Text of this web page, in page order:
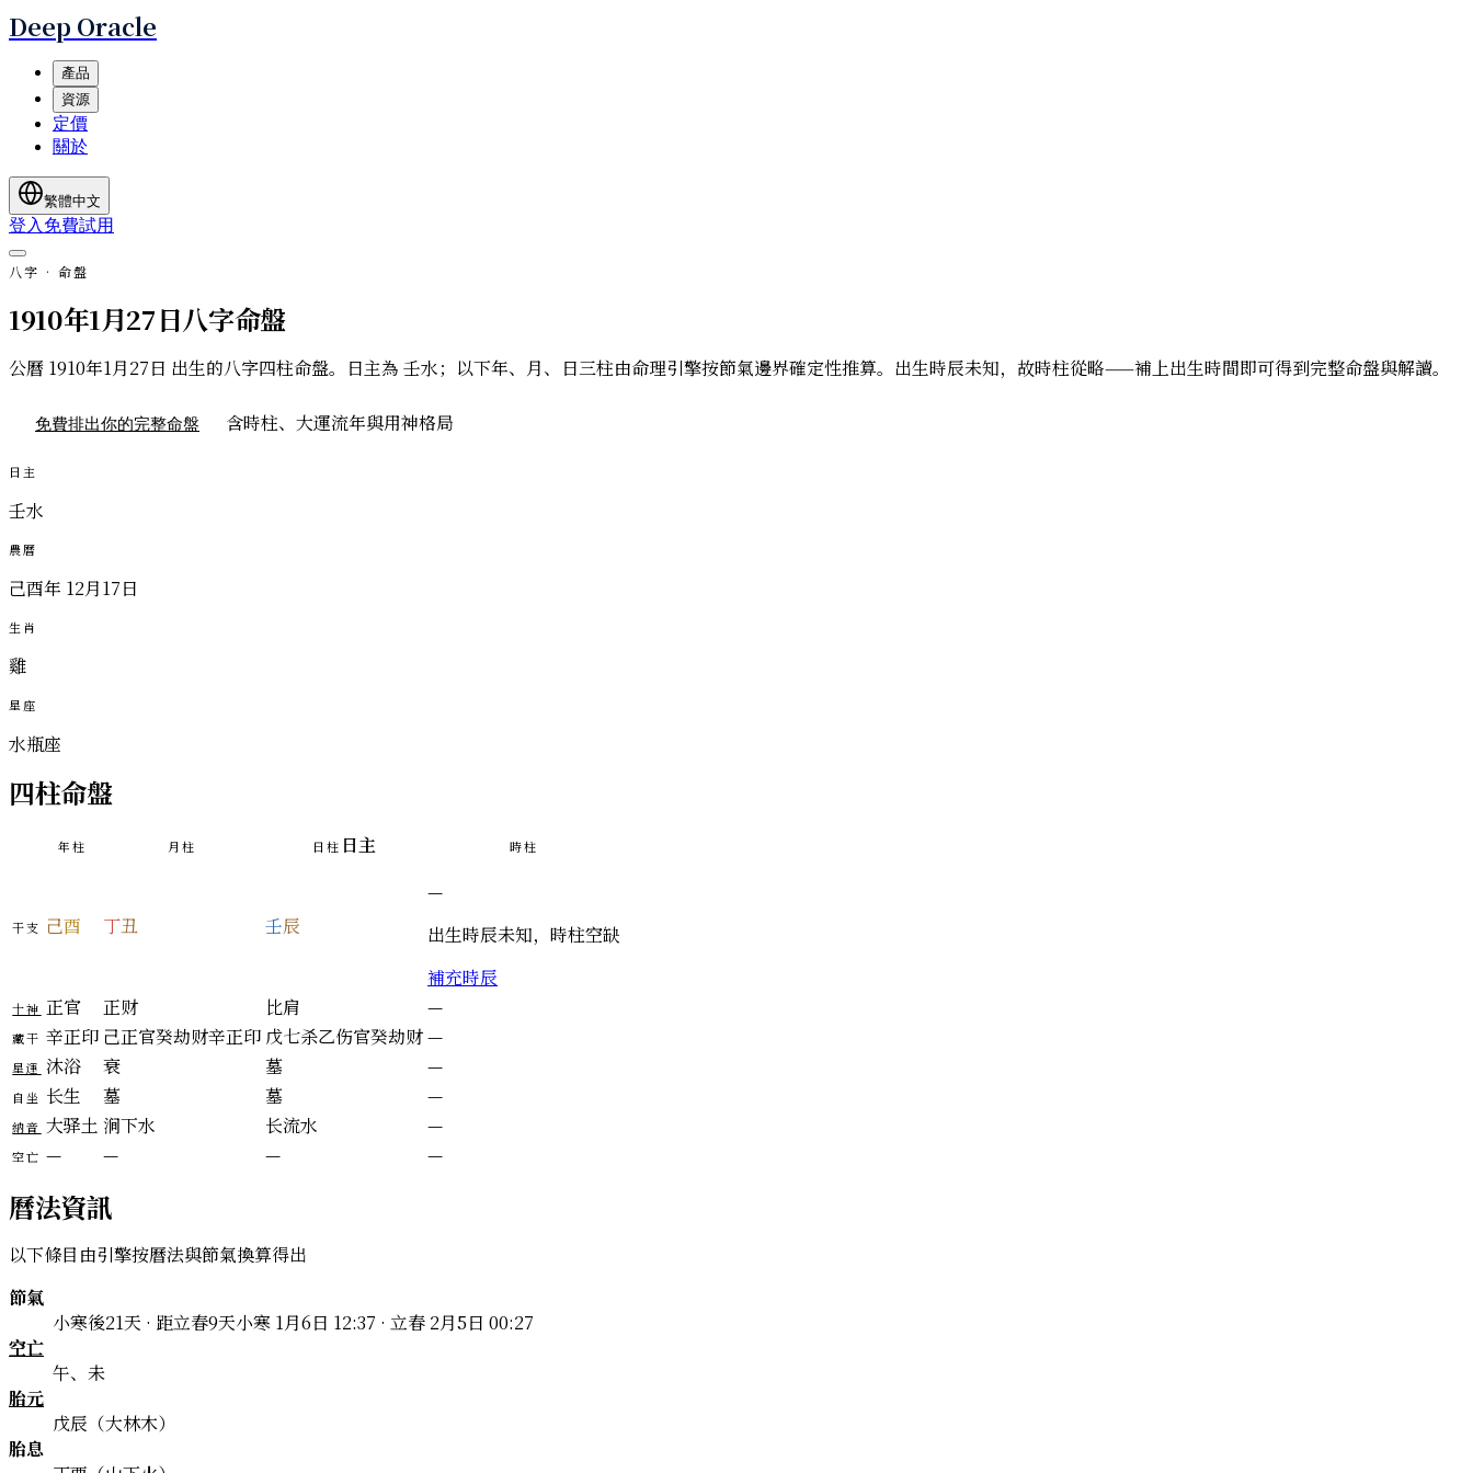
Deep Oracle
產品
資源
定價
關於
繁體中文
登入 免費試用
八字 · 命盤
1910年1月27日八字命盤
公曆 1910年1月27日 出生的八字四柱命盤。日主為 壬水；以下年、月、日三柱由命理引擎按節氣邊界確定性推算。出生時辰未知，故時柱從略——補上出生時間即可得到完整命盤與解讀。
免費排出你的完整命盤 含時柱、大運流年與用神格局
日主
壬水
農曆
己酉年 12月17日
生肖
雞
星座
水瓶座
四柱命盤
年柱 月柱 日柱 日主 時柱
干支 己酉 丁丑 壬辰
—
出生時辰未知，時柱空缺
補充時辰
十神 正官 正财 比肩 —
藏干 辛正印 己正官癸劫财辛正印 戊七杀乙伤官癸劫财—
星運 沐浴 衰 墓 —
自坐 长生 墓 墓 —
納音 大驿土 涧下水 长流水 —
空亡 — — — —
曆法資訊
以下條目由引擎按曆法與節氣換算得出
節氣
小寒後21天 · 距立春9天小寒 1月6日 12:37 · 立春 2月5日 00:27
空亡
午、未
胎元
戊辰（大林木）
胎息